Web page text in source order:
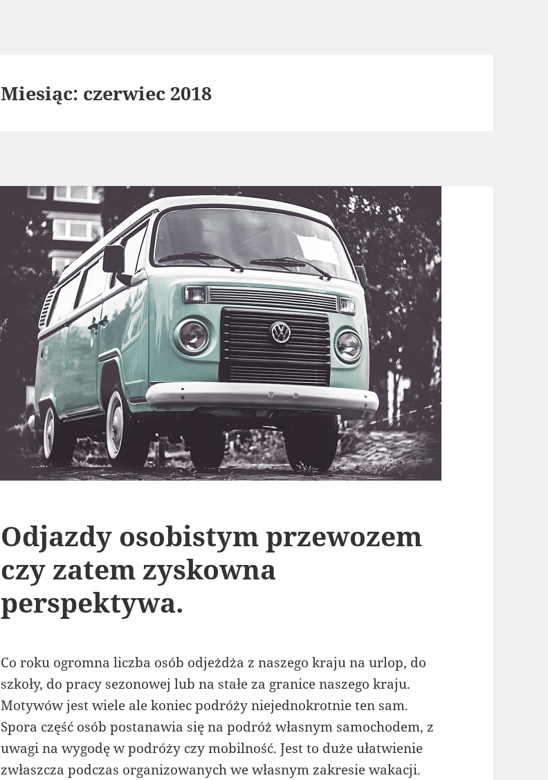
Miesiąc: czerwiec 2018
Odjazdy osobistym przewozem
czy zatem zyskowna
perspektywa.
Co roku ogromna liczba osób odjeżdża z naszego kraju na urlop, do
szkoły, do pracy sezonowej lub na stałe za granice naszego kraju.
Motywów jest wiele ale koniec podróży niejednokrotnie ten sam.
Spora część osób postanawia się na podróż własnym samochodem, z
uwagi na wygodę w podróży czy mobilność. Jest to duże ułatwienie
zwłaszcza podczas organizowanych we własnym zakresie wakacji.